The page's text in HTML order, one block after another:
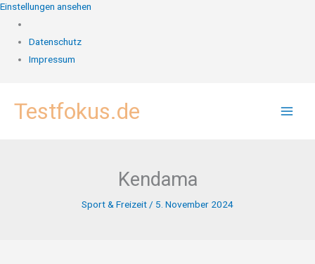
Einstellungen ansehen
Datenschutz
Impressum
InhaltTestfokus.de
Kendama
Sport & Freizeit / 5. November 2024